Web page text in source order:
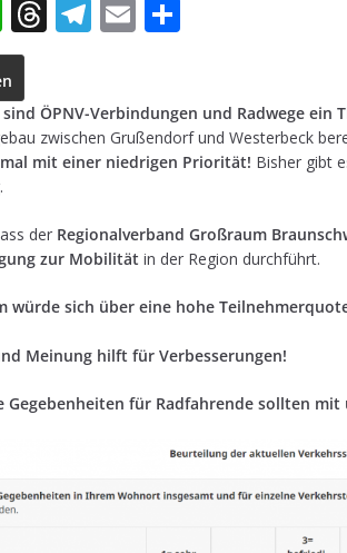
W
h
a
ts
A
p
T
e
a
s
T
g
r
m
E
l n
ÖPNV-Ver­bin­dun­gen und Rad­wege ein
zwi­schen Gru­ßen­dorf und Wes­ter­beck
mit einer nied­ri­gen Prio­ri­tät! Bis­her gibt
der Regio­nal­ver­band Groß­raum
zur Mobi­li­tät in der Region durchführt.
würde sich über eine hohe
Mei­nung hilft für Verbesserungen!
Gege­ben­hei­ten für Rad­fah­rende soll­ten